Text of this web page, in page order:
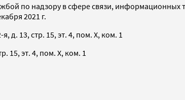
по надзору в сфере связи,
2021 г.
д. 13, стр. 15, эт. 4, пом. X, ком. 1
15, эт. 4, пом. X, ком. 1